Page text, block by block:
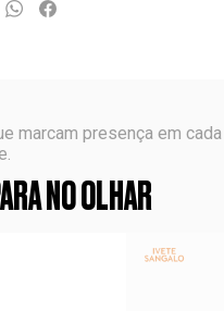
marcam presença em cada
NO OLHAR